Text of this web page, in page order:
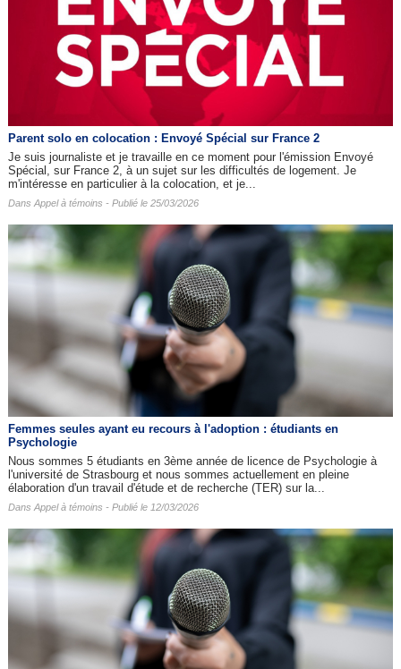
Parent solo en colocation : Envoyé Spécial sur France 2
Je suis journaliste et je travaille en ce moment pour l'émission Envoyé
Spécial, sur France 2, à un sujet sur les difficultés de logement. Je
m'intéresse en particulier à la colocation, et je...
Dans Appel à témoins - Publié le 25/03/2026
Femmes seules ayant eu recours à l'adoption : étudiants en
Psychologie
Nous sommes 5 étudiants en 3ème année de licence de Psychologie à
l'université de Strasbourg et nous sommes actuellement en pleine
élaboration d'un travail d'étude et de recherche (TER) sur la...
Dans Appel à témoins - Publié le 12/03/2026